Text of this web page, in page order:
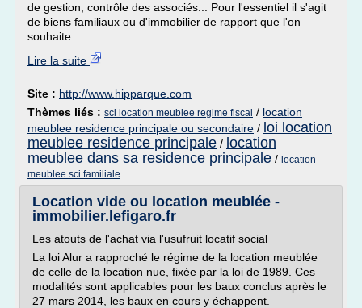
de gestion, contrôle des associés... Pour l'essentiel il s'agit
de biens familiaux ou d'immobilier de rapport que l'on
souhaite...
Lire la suite
Site : http://www.hipparque.com
Thèmes liés : sci location meublee regime fiscal / location
meublee residence principale ou secondaire / loi location
meublee residence principale / location
meublee dans sa residence principale / location
meublee sci familiale
Location vide ou location meublée -
immobilier.lefigaro.fr
Les atouts de l'achat via l'usufruit locatif social
La loi Alur a rapproché le régime de la location meublée
de celle de la location nue, fixée par la loi de 1989. Ces
modalités sont applicables pour les baux conclus après le
27 mars 2014, les baux en cours y échappent.